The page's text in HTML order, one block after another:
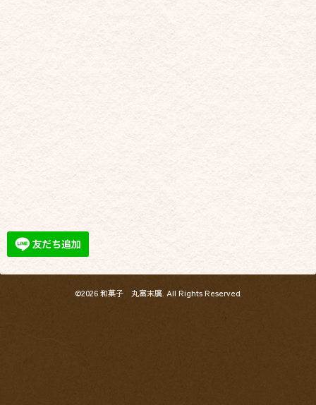
©2026 和菓子 丸富末廣. All Rights Reserved.